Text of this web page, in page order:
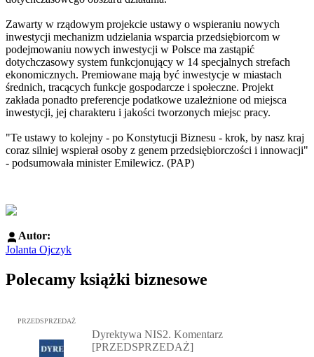
Zawarty w rządowym projekcie ustawy o wspieraniu nowych
inwestycji mechanizm udzielania wsparcia przedsiębiorcom w
podejmowaniu nowych inwestycji w Polsce ma zastąpić
dotychczasowy system funkcjonujący w 14 specjalnych strefach
ekonomicznych. Premiowane mają być inwestycje w miastach
średnich, tracących funkcje gospodarcze i społeczne. Projekt
zakłada ponadto preferencje podatkowe uzależnione od miejsca
inwestycji, jej charakteru i jakości tworzonych miejsc pracy.
"Te ustawy to kolejny - po Konstytucji Biznesu - krok, by nasz kraj
coraz silniej wspierał osoby z genem przedsiębiorczości i innowacji"
- podsumowała minister Emilewicz. (PAP)
Autor:
Jolanta Ojczyk
Polecamy książki biznesowe
Przejdź do: Dyrektywa NIS2. Komentarz [PRZEDSPRZEDAŻ],
PRZEDSPRZEDAŻ
Dyrektywa NIS2. Komentarz
[PRZEDSPRZEDAŻ]